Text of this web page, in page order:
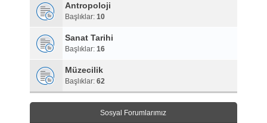
Antropoloji
Başlıklar: 10
Sanat Tarihi
Başlıklar: 16
Müzecilik
Başlıklar: 62
Sosyal Forumlarımız